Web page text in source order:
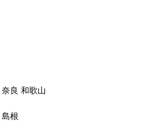
奈良 和歌山
島根